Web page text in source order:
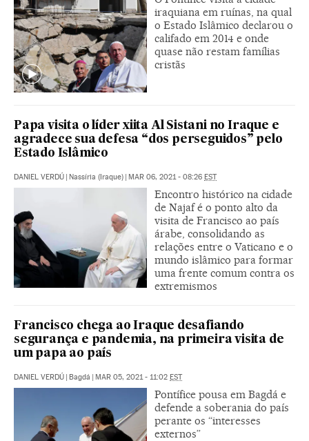
iraquiana em ruínas, na qual
o Estado Islâmico declarou o
califado em 2014 e onde
quase não restam famílias
cristãs
Papa visita o líder xiita Al Sistani no Iraque e
agradece sua defesa “dos perseguidos” pelo
Estado Islâmico
DANIEL VERDÚ | Nassíria (Iraque) | MAR 06, 2021 - 08:26 EST
Encontro histórico na cidade
de Najaf é o ponto alto da
visita de Francisco ao país
árabe, consolidando as
relações entre o Vaticano e o
mundo islâmico para formar
uma frente comum contra os
extremismos
Francisco chega ao Iraque desafiando
segurança e pandemia, na primeira visita de
um papa ao país
DANIEL VERDÚ | Bagdá | MAR 05, 2021 - 11:02 EST
Pontífice pousa em Bagdá e
defende a soberania do país
perante os “interesses
externos”